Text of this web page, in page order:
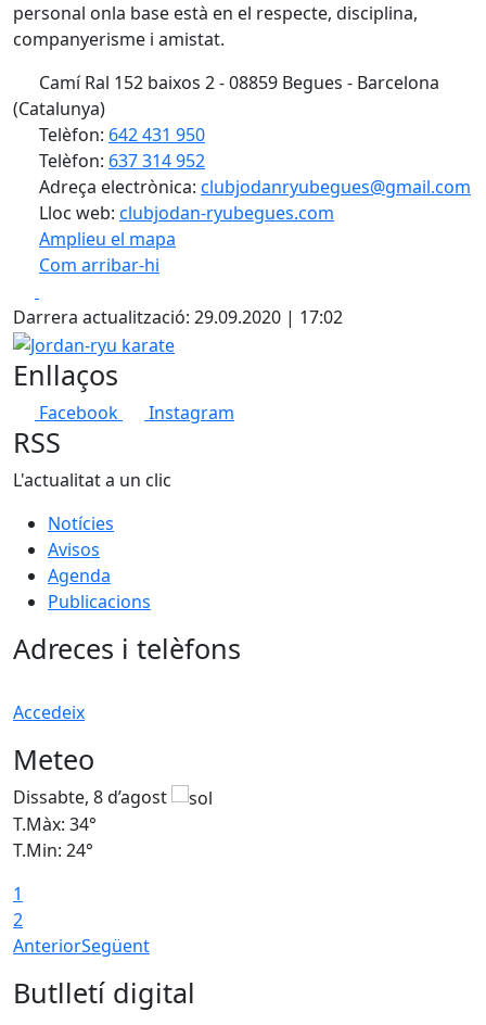
personal onla base està en el respecte, disciplina,
companyerisme i amistat.
Camí Ral 152 baixos 2 - 08859 Begues - Barcelona
(Catalunya)
Telèfon: 642 431 950
Telèfon: 637 314 952
Adreça electrònica: clubjodanryubegues@gmail.com
Lloc web: clubjodan-ryubegues.com
Amplieu el mapa
Com arribar-hi
+
−
Darrera actualització: 29.09.2020 | 17:02
Jordan-ryu karate
Enllaços
Facebook Instagram
RSS
L'actualitat a un clic
Notícies
Avisos
Agenda
Publicacions
Adreces i telèfons
Accedeix
Meteo
Dissabte, 8 d’agost
T.Màx: 34°
T.Min: 24°
1
2
AnteriorSegüent
Butlletí digital